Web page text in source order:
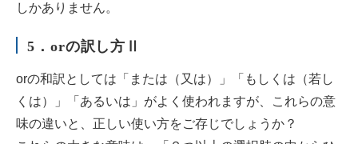
しかありません。
5．orの訳し方Ⅱ
orの和訳としては「または（又は）」「もしくは（若し
くは）」「あるいは」がよく使われますが、これらの意
味の違いと、正しい使い方をご存じでしょうか？